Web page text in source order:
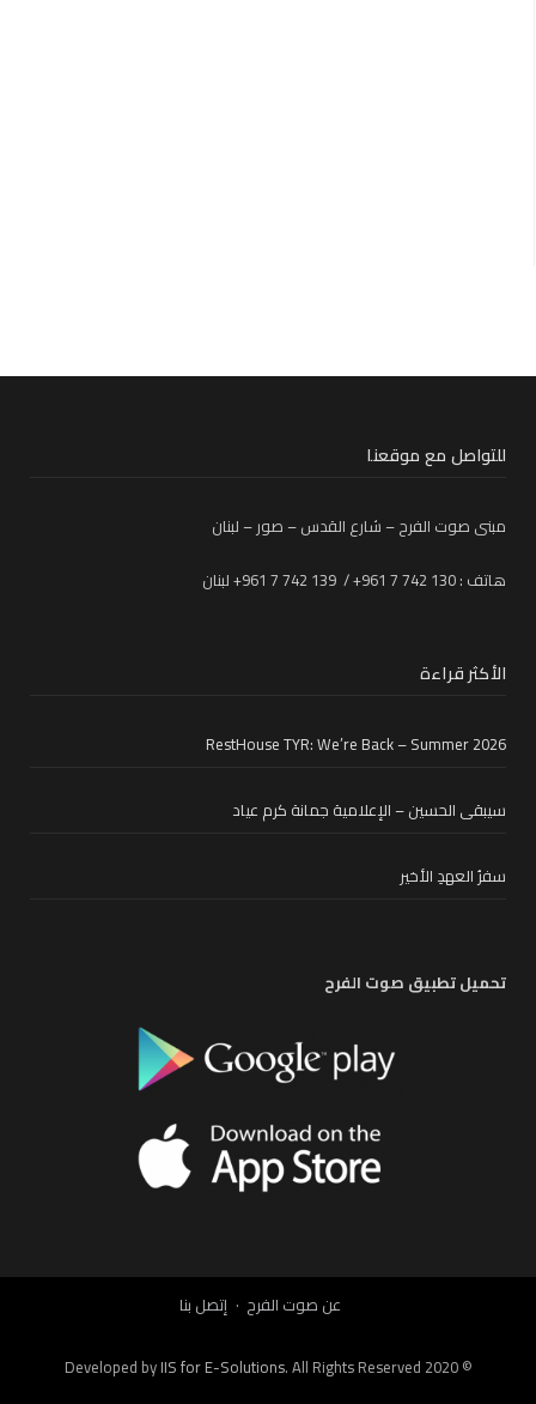
للتواصل مع موقعنا
مبنى صوت الفرح – شارع القدس – صور – لبنان
هاتف : 130 742 7 961+ / 139 742 7 961+ لبنان
الأكثر قراءة
RestHouse TYR: We’re Back – Summer 2026
سيبقى الحسين – الإعلامية جمانة كرم عياد
سفرُ العهدِ الأخير
تحميل تطبيق صوت الفرح
عن صوت الفرح إتصل بنا
© Developed by
IIS for E-Solutions. All Rights Reserved 2020